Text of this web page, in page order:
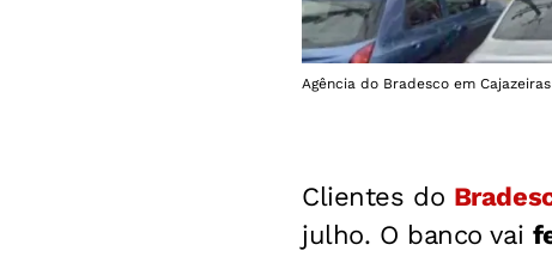
Agência do Bradesco em
Clientes do
julho. O banco vai